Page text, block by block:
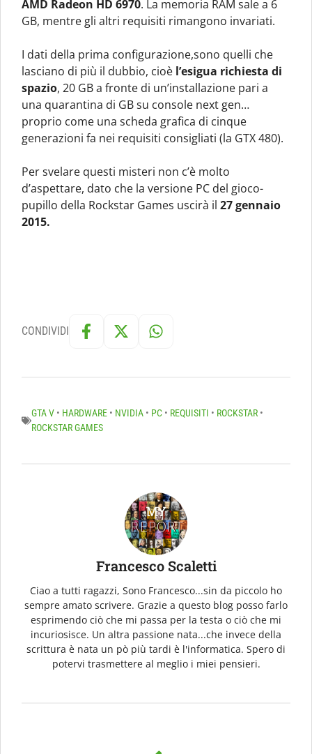
AMD Radeon HD 6970. La memoria RAM sale a 6
GB, mentre gli altri requisiti rimangono invariati.
I dati della prima configurazione,sono quelli che
lasciano di più il dubbio, cioè l’esigua richiesta di
spazio, 20 GB a fronte di un’installazione pari a
una quarantina di GB su console next gen…
proprio come una scheda grafica di cinque
generazioni fa nei requisiti consigliati (la GTX 480).
Per svelare questi misteri non c’è molto
d’aspettare, dato che la versione PC del gioco-
pupillo della Rockstar Games uscirà il 27 gennaio
2015.
CONDIVIDI
GTA V • HARDWARE • NVIDIA • PC • REQUISITI • ROCKSTAR •
ROCKSTAR GAMES
Francesco Scaletti
Ciao a tutti ragazzi, Sono Francesco...sin da piccolo ho
sempre amato scrivere. Grazie a questo blog posso farlo
esprimendo ciò che mi passa per la testa o ciò che mi
incuriosisce. Un altra passione nata...che invece della
scrittura è nata un pò più tardi è l'informatica. Spero di
potervi trasmettere al meglio i miei pensieri.